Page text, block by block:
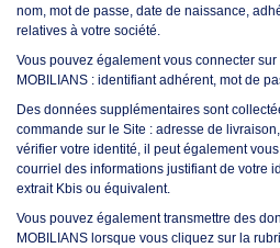
nom, mot de passe, date de naissance,
relatives à votre société.
Vous pouvez également vous connecter
MOBILIANS : identifiant adhérent, mot de
Des données supplémentaires sont
commande sur le Site : adresse de
vérifier votre identité, il peut également
courriel des informations justifiant de votre
extrait Kbis ou équivalent.
Vous pouvez également transmettre des
MOBILIANS lorsque vous cliquez sur la